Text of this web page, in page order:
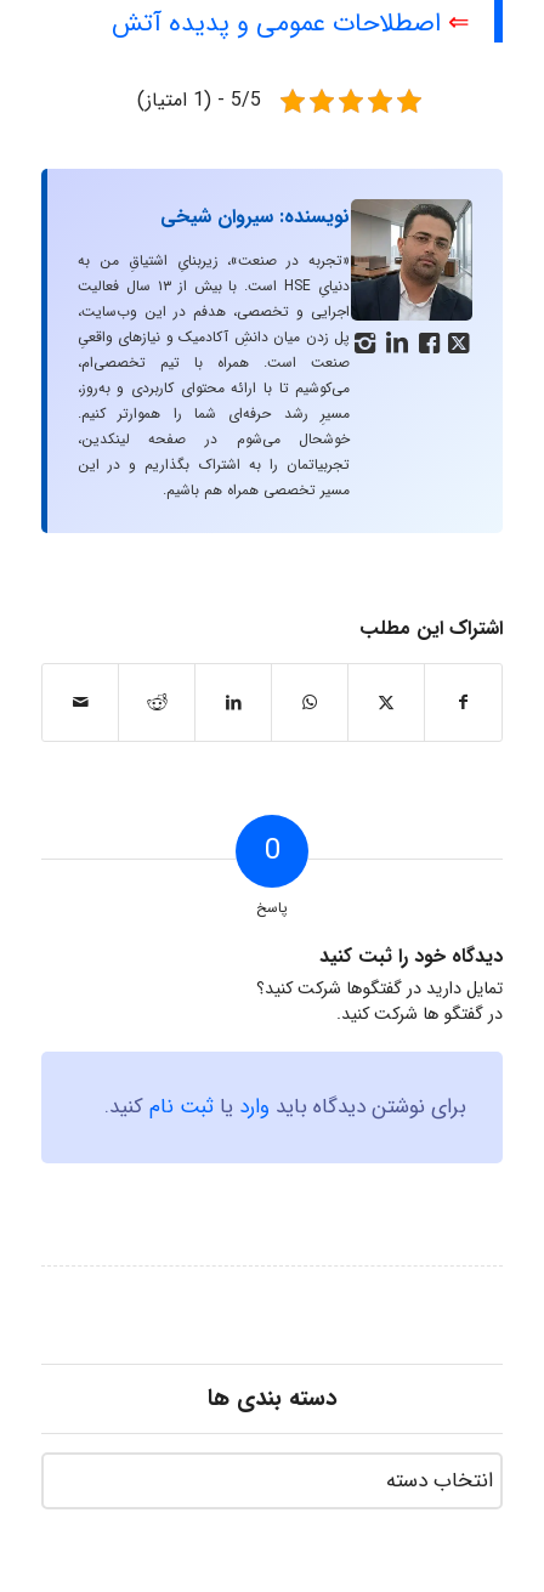
⇐ اصطلاحات عمومی و پدیده آتش
5/5 - (1 امتیاز)
   
نویسنده: سیروان شیخی
«تجربه در صنعت»، زیربنایِ اشتیاقِ من به
دنیایِ HSE است. با بیش از ۱۳ سال فعالیت
اجرایی و تخصصی، هدفم در این وب‌سایت،
پل زدن میان دانشِ آکادمیک و نیازهای واقعیِ
صنعت است. همراه با تیم تخصصی‌ام،
می‌کوشیم تا با ارائه محتوای کاربردی و به‌روز،
مسیرِ رشد حرفه‌ای شما را هموارتر کنیم.
خوشحال می‌شوم در صفحه لینکدین،
تجربیاتمان را به اشتراک بگذاریم و در این
مسیر تخصصی همراه هم باشیم.
اشتراک این مطلب
0
پاسخ
دیدگاه خود را ثبت کنید
تمایل دارید در گفتگوها شرکت کنید؟
در گفتگو ها شرکت کنید.
برای نوشتن دیدگاه باید وارد یا ثبت نامکنید.
دسته بندی ها